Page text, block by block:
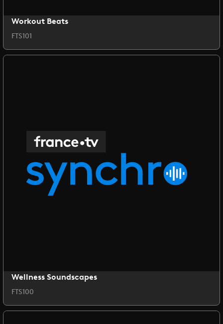
Workout Beats
FTS101
Wellness Soundscapes
FTS100